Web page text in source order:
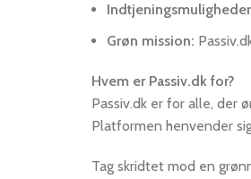
Grøn mission:
Hvem er Passiv.dk for?
Passiv.dk er for alle, der
Platformen henvender
Tag skridtet mod en